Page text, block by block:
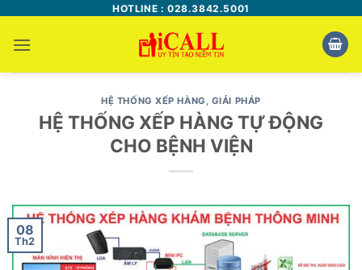
nội
dung
HOTLINE : 028.3842.5001
HỆ THỐNG XẾP HÀNG , GIẢI PHÁP
HỆ THỐNG XẾP HÀNG TỰ ĐỘNG
CHO BỆNH VIỆN
08
Th2